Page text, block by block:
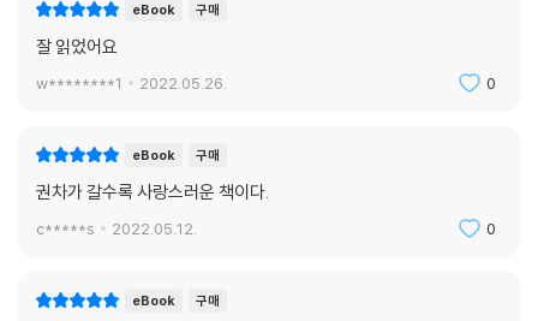
eBook 구매
잘 읽었어요
w********1 2022.05.26. 0
eBook 구매
권차가 갈수록 사랑스러운 책이다.
c*****s 2022.05.12. 0
eBook 구매